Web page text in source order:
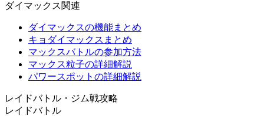
ダイマックス関連
ダイマックスの機能まとめ
キョダイマックスまとめ
マックスバトルの参加方法
マックス粒子の詳細解説
パワースポットの詳細解説
レイドバトル・ジム戦攻略
レイドバトル